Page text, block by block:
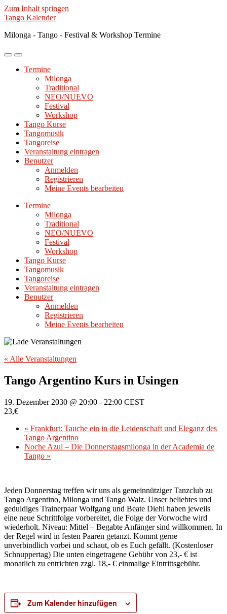
Zum Inhalt springen
Tango Kalender
Milonga - Tango - Festival & Workshop Termine
Mobile-
ein-/ausblenden
Suchfeld
ein-/ausblenden
Termine
Milonga
Traditional
NEO/NUEVO
Festival
Workshop
Tango Kurse
Tangomusik
Tangoreise
Veranstaltung eintragen
Benutzer
Anmelden
Registrieren
Meine Events bearbeiten
Termine
Milonga
Traditional
NEO/NUEVO
Festival
Workshop
Tango Kurse
Tangomusik
Tangoreise
Veranstaltung eintragen
Benutzer
Anmelden
Registrieren
Meine Events bearbeiten
« Alle Veranstaltungen
Tango Argentino Kurs in Usingen
19. Dezember 2030 @ 20:00 - 22:00 CEST
23,€
« Frankfurt: Tauche ein in die Leidenschaft und Eleganz des
Tango Argentino
Noche Azul – Die Donnerstagsmilonga in der Academia de
Tango »
Jeden Donnerstag treffen wir uns als gemeinnütziger Tanzclub zu
Tango Argentino, Milonga und Tango Walz. Unser beliebtes und
geduldiges Trainerpaar Wolfgang und Beate Diehl haben jeweils
eine neue Schrittfolge vorbereitet, die Folge der Vorwoche wird
wiederholt. Niveau: Mittel – Begabte Anfänger sind willkommen. In
der Regel wird in festen Paaren getanzt. Kommt gerne
unverbindlich vorbei und schaut, ob es Euch gefällt. (Kostenloser
Schnuppertag) Die unten eingetragene Gebühr von 23,- € ist
monatlich zu entrichten zzgl. 18,- € einmalige Eintrittsgebühr.
Zum Kalender hinzufügen